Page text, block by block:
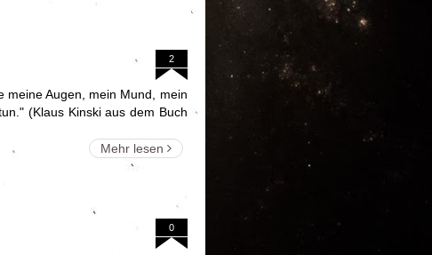
2
Augen, mein Mund, mein
(Klaus Kinski aus dem Buch
Mehr lesen
0